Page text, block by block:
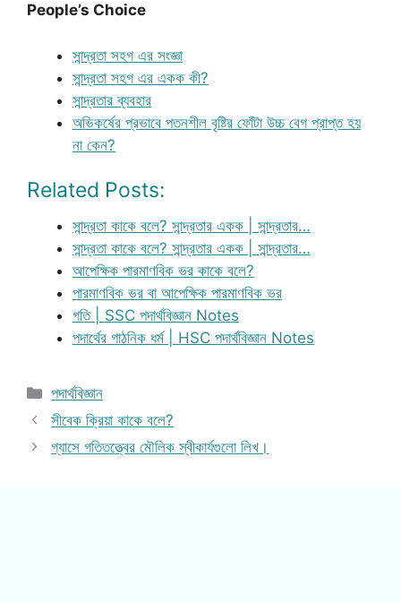
People’s Choice
সান্দ্রতা সহগ এর সংজ্ঞা
সান্দ্রতা সহগ এর একক কী?
সান্দ্রতার ব্যবহার
অভিকর্ষের প্রভাবে পতনশীল বৃষ্টির ফোঁটা উচ্চ বেগ প্রাপ্ত হয়
না কেন?
Related Posts:
সান্দ্রতা কাকে বলে? সান্দ্রতার একক | সান্দ্রতার…
সান্দ্রতা কাকে বলে? সান্দ্রতার একক | সান্দ্রতার…
আপেক্ষিক পারমাণবিক ভর কাকে বলে?
পারমাণবিক ভর বা আপেক্ষিক পারমাণবিক ভর
গতি | SSC পদার্থবিজ্ঞান Notes
পদার্থের গাঠনিক ধর্ম | HSC পদার্থবিজ্ঞান Notes
Categories
পদার্থবিজ্ঞান
সীবেক ক্রিয়া কাকে বলে?
গ্যাসে গতিতত্ত্বের মৌলিক স্বীকার্যগুলো লিখ।